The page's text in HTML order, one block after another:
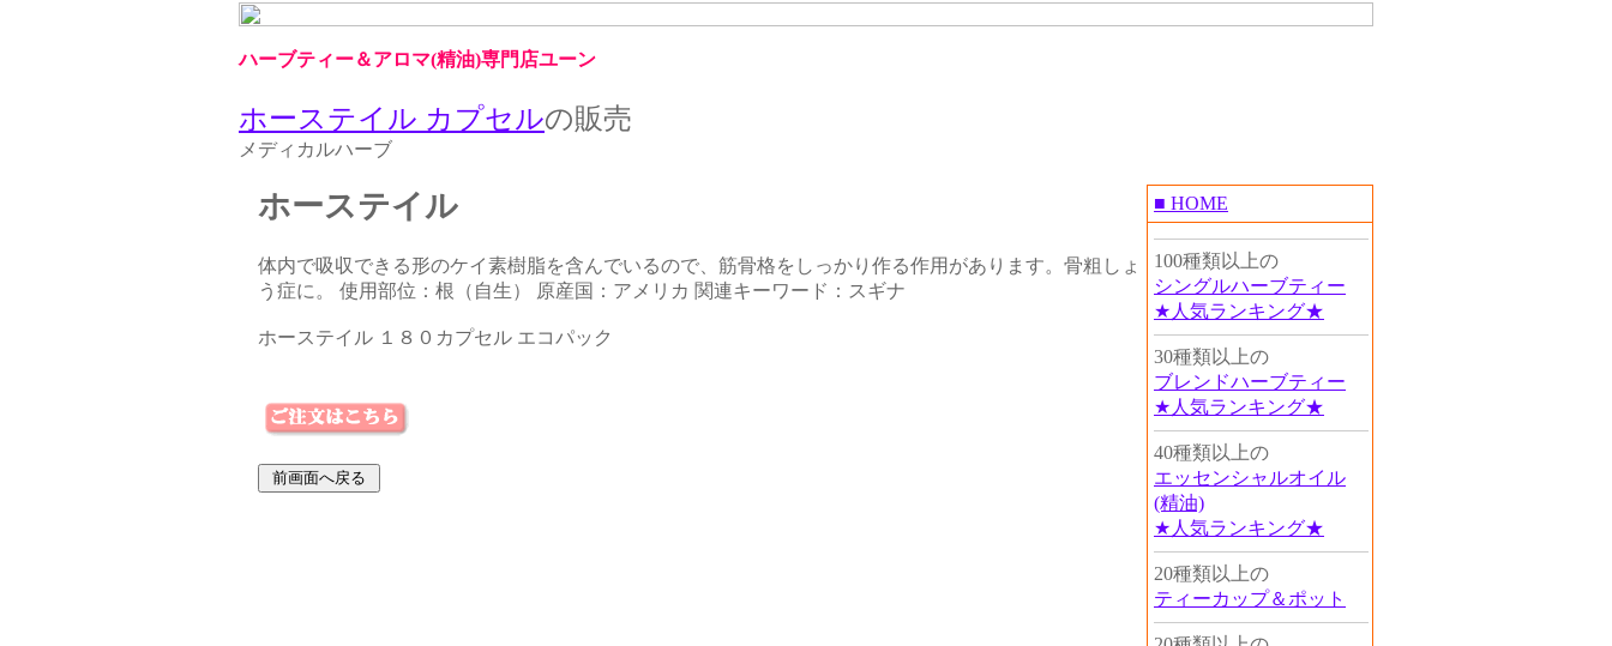
ハーブティー＆アロマ(精油)専門店ユーン
ホーステイル カプセルの販売
メディカルハーブ
ホーステイル
体内で吸収できる形のケイ素樹脂を含んでいるので、筋骨格をしっかり作る作用があります。骨粗しょ
う症に。 使用部位：根（自生） 原産国：アメリカ 関連キーワード：スギナ
ホーステイル １８０カプセル エコパック
■ HOME
100種類以上の
シングルハーブティー
★人気ランキング★
30種類以上の
ブレンドハーブティー
★人気ランキング★
40種類以上の
エッセンシャルオイル
(精油)
★人気ランキング★
20種類以上の
ティーカップ＆ポット